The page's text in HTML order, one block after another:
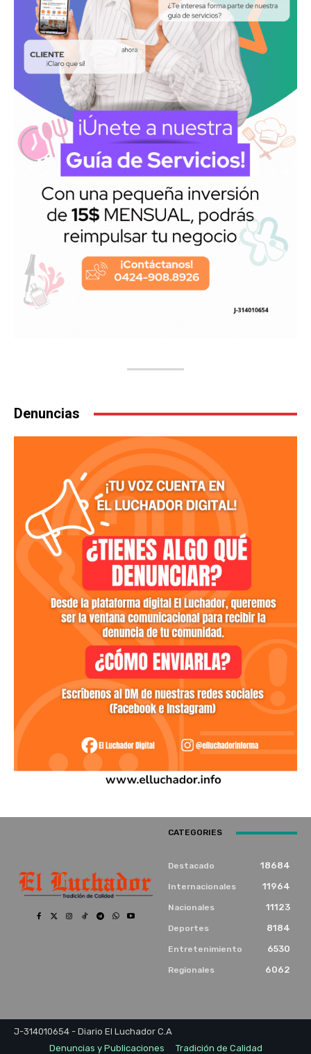
Denuncias
CATEGORIES
Destacado 18684
Internacionales 11964
Nacionales 11123
Deportes 8184
Entretenimiento 6530
Regionales 6062
J-314010654 - Diario El Luchador C.A
Denuncias y Publicaciones
Tradición de Calidad